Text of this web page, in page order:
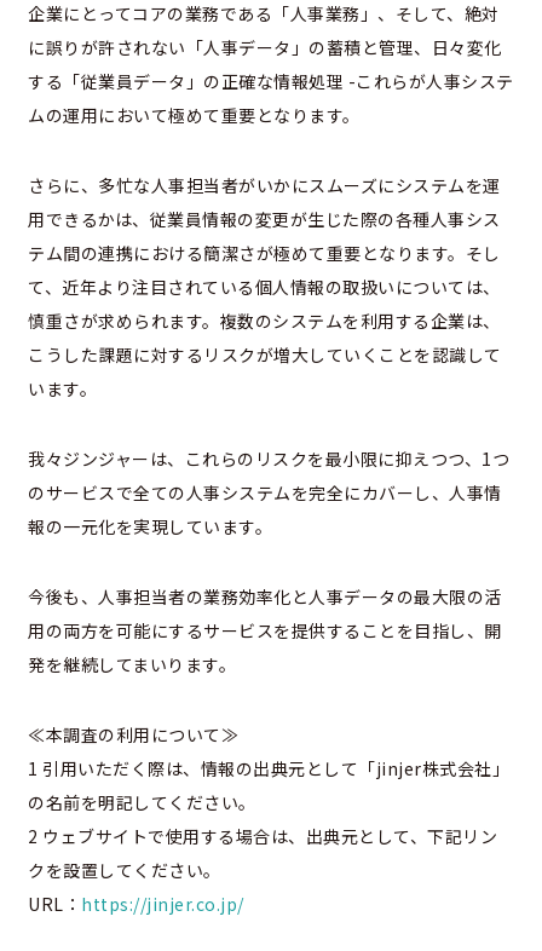
企業にとってコアの業務である「人事業務」、そして、絶対
に誤りが許されない「人事データ」の蓄積と管理、日々変化
する「従業員データ」の正確な情報処理 -これらが人事システ
ムの運用において極めて重要となります。
さらに、多忙な人事担当者がいかにスムーズにシステムを運
用できるかは、従業員情報の変更が生じた際の各種人事シス
テム間の連携における簡潔さが極めて重要となります。そし
て、近年より注目されている個人情報の取扱いについては、
慎重さが求められます。複数のシステムを利用する企業は、
こうした課題に対するリスクが増大していくことを認識して
います。
我々ジンジャーは、これらのリスクを最小限に抑えつつ、1つ
のサービスで全ての人事システムを完全にカバーし、人事情
報の一元化を実現しています。
今後も、人事担当者の業務効率化と人事データの最大限の活
用の両方を可能にするサービスを提供することを目指し、開
発を継続してまいります。
≪本調査の利用について≫
1 引用いただく際は、情報の出典元として「jinjer株式会社」
の名前を明記してください。
2 ウェブサイトで使用する場合は、出典元として、下記リン
クを設置してください。
URL： https://jinjer.co.jp/